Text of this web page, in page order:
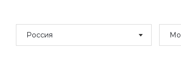
Россия